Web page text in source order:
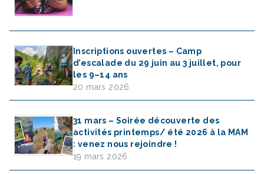
Inscriptions ouvertes – Camp
d’escalade du 29 juin au 3 juillet, pour
les 9–14 ans
20 mars 2026
31 mars – Soirée découverte des
activités printemps/ été 2026 à la MAM
: venez nous rejoindre !
19 mars 2026